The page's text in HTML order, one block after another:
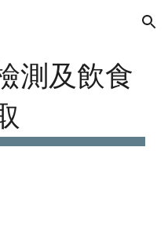
Skip to navigation
測及飲食